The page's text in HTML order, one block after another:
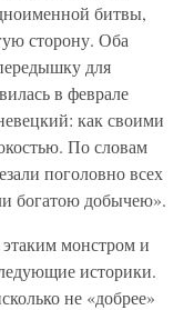
битвы,
сторону. Оба
для
в феврале
как своими
По словам
поголовно всех
богатою добычею».
монстром и
историки.
не «добрее»